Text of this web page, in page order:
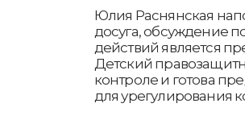
Юлия Раснянская
досуга, обсуждение
действий является
Детский
контроле и готова
для урегулирования